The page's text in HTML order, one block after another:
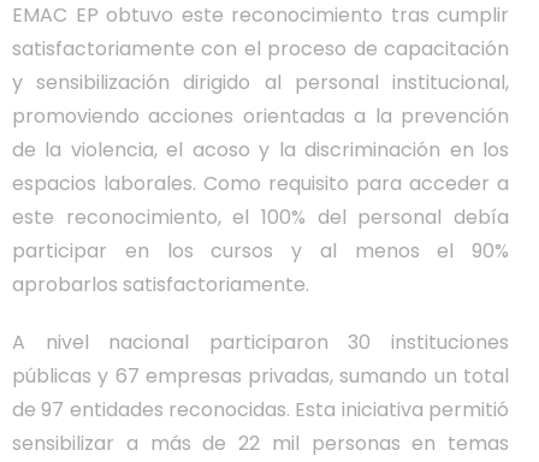
EMAC EP obtuvo este reconocimiento tras cumplir
satisfactoriamente con el proceso de capacitación
y sensibilización dirigido al personal institucional,
promoviendo acciones orientadas a la prevención
de la violencia, el acoso y la discriminación en los
espacios laborales. Como requisito para acceder a
este reconocimiento, el 100% del personal debía
participar en los cursos y al menos el 90%
aprobarlos satisfactoriamente.
A nivel nacional participaron 30 instituciones
públicas y 67 empresas privadas, sumando un total
de 97 entidades reconocidas. Esta iniciativa permitió
sensibilizar a más de 22 mil personas en temas